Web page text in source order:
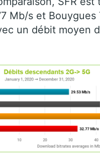
Mb/s et Bouygues
un débit moyen